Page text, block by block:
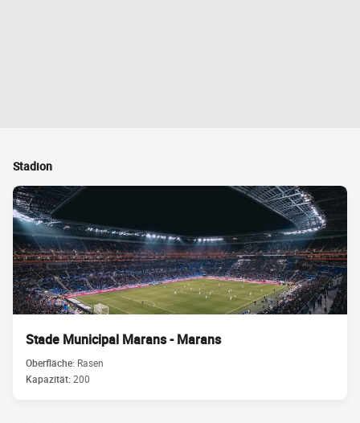
Stadion
Stade Municipal Marans - Marans
Oberfläche: Rasen
Kapazität:200